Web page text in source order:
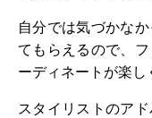
自分では気づかな
てもらえるので、
ーディネートが楽し
スタイリストのア